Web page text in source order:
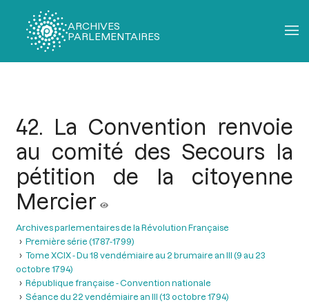
ARCHIVES
PARLEMENTAIRES
42. La Convention renvoie
au comité des Secours la
pétition de la citoyenne
Mercier
Archives parlementaires de la Révolution Française
Première série (1787-1799)
Tome XCIX - Du 18 vendémiaire au 2 brumaire an III (9 au 23
octobre 1794)
République française - Convention nationale
Séance du 22 vendémiaire an III (13 octobre 1794)